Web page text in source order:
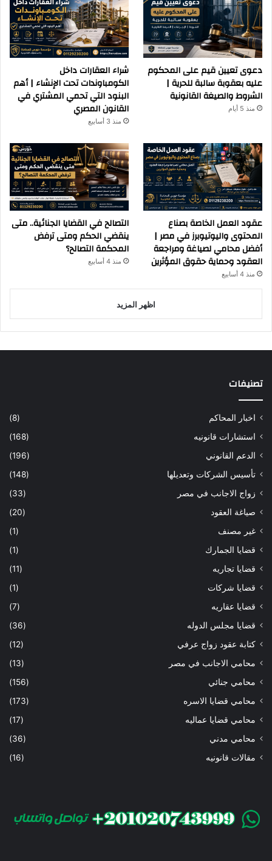
دعوى تعيين قيم على المحكوم
عليه بعقوبة سالبة للحرية |
الشروط والصيغة القانونية
منذ 5 أيام
شراء العقارات داخل
الكومباوندات تحت الإنشاء | أهم
البنود التي تحمي المشتري في
القانون المصري
منذ 3 أسابيع
عقود العمل الخاصة بصناع
المحتوى واليوتيوبرز في مصر |
أفضل محامي لصياغة ومراجعة
العقود وحماية حقوق المؤثرين
منذ 4 أسابيع
التصالح في القضايا الجنائية.. متى
ينقضي الحكم ومتى ترفض
المحكمة التصالح؟
منذ 4 أسابيع
اظهر المزيد
تصنيفات
اخبار المحاكم
(8)
استشارات قانونيه
(168)
الدعم القانوني
(196)
تأسيس الشركات وتعديلها
(148)
زواج الاجانب في مصر
(33)
صياغة العقود
(20)
غير مصنف
(1)
قضايا الجمارك
(1)
قضايا تجاريه
(11)
قضايا شركات
(1)
قضايا عقاريه
(7)
قضايا مجلس الدوله
(36)
كتابة عقود زواج عرفي
(12)
محامي الاجانب في مصر
(13)
محامي جنائي
(156)
محامي قضايا الاسره
(173)
محامي قضايا عماليه
(17)
محامي مدني
(36)
مقالات قانونيه
(16)